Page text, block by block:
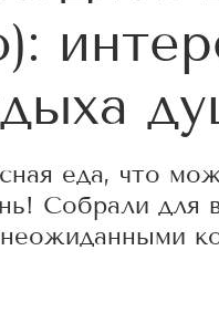
еда, что
Собрали для